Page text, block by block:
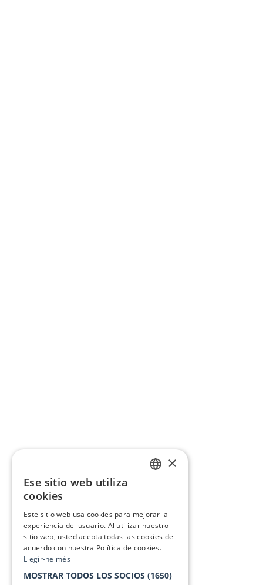
×
Ese sitio web utiliza
cookies
Este sitio web usa cookies para mejorar la
experiencia del usuario. Al utilizar nuestro
sitio web, usted acepta todas las cookies de
acuerdo con nuestra Política de cookies.
Llegir-ne més
MOSTRAR TODOS LOS SOCIOS (1650)